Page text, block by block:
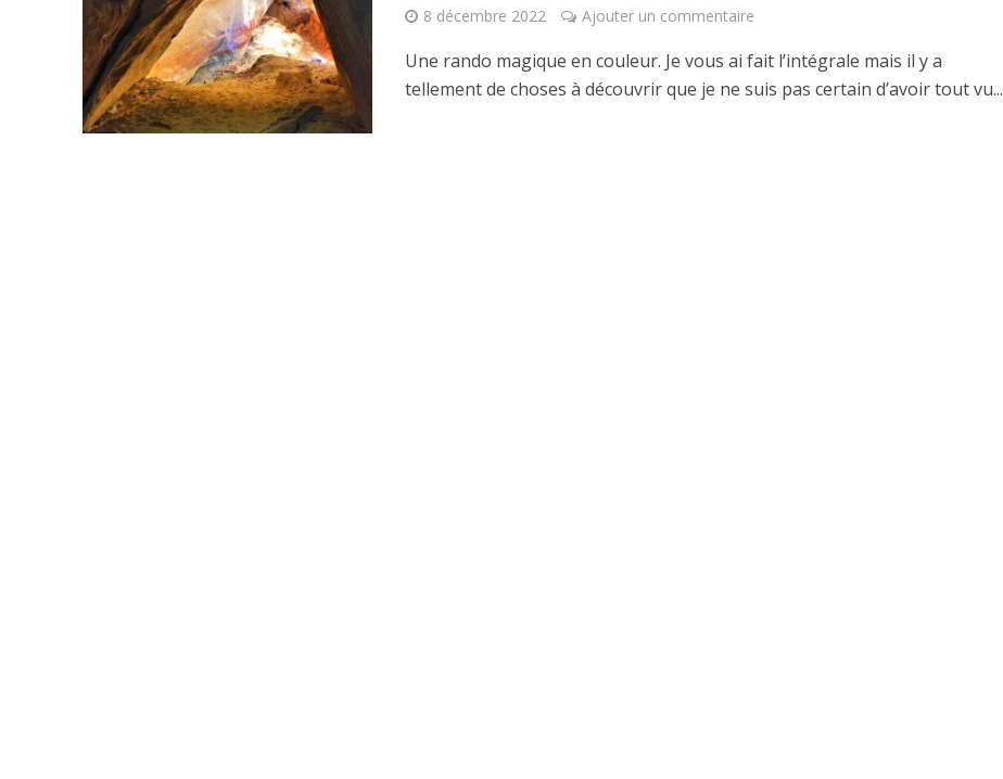
8 décembre 2022 Ajouter un commentaire
Une rando magique en couleur. Je vous ai fait l’intégrale mais il y a
tellement de choses à découvrir que je ne suis pas certain d’avoir tout vu...